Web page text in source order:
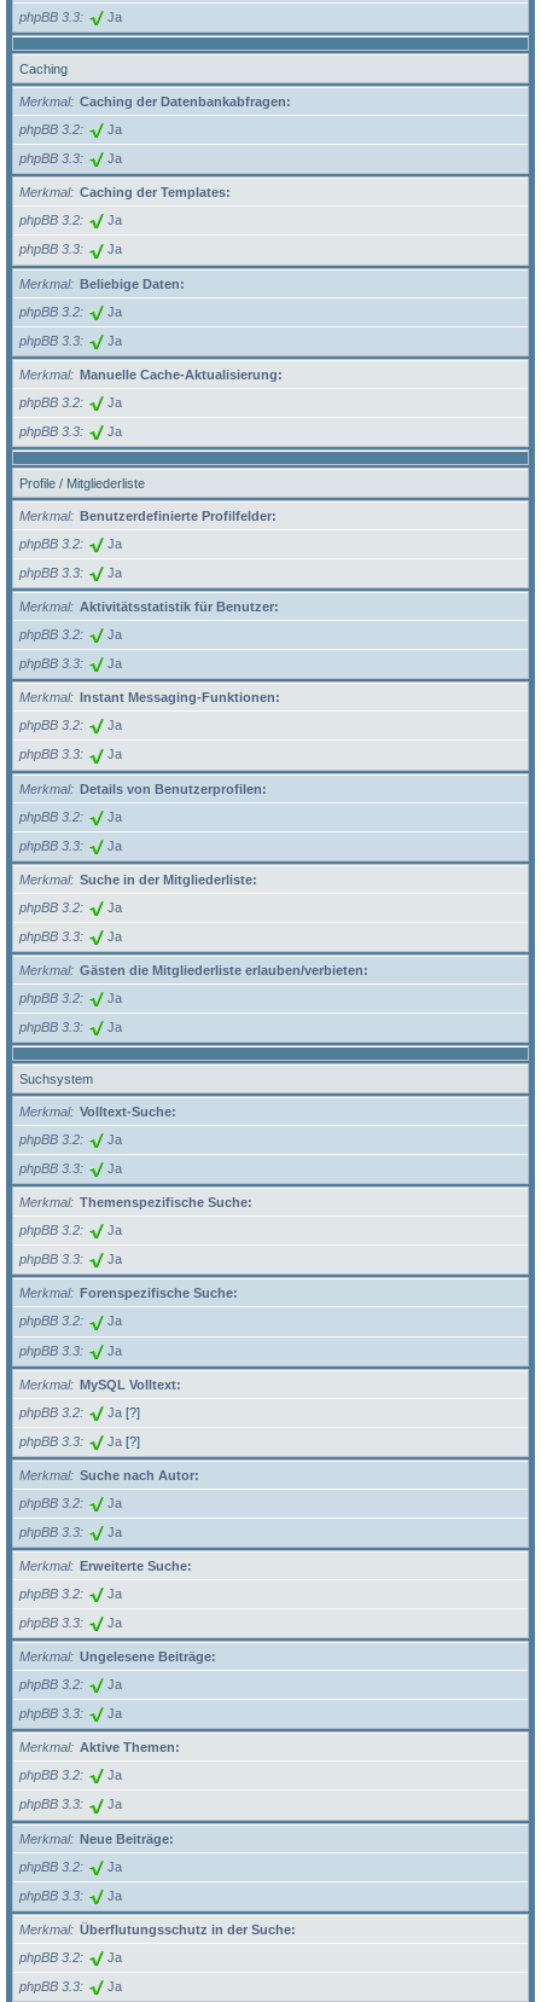
phpBB 3.3 Ja
Caching
Merkmal
Caching der Datenbankabfragen:
phpBB 3.2
Ja
phpBB 3.3 Ja
Merkmal
Caching der Templates:
phpBB 3.2
Ja
phpBB 3.3 Ja
Merkmal
Beliebige Daten:
phpBB 3.2
Ja
phpBB 3.3 Ja
Merkmal
Manuelle Cache-Aktualisierung:
phpBB 3.2
Ja
phpBB 3.3 Ja
Profile / Mitgliederliste
Merkmal
Benutzerdefinierte Profilfelder:
phpBB 3.2
Ja
phpBB 3.3 Ja
Merkmal
Aktivitätsstatistik für Benutzer:
phpBB 3.2
Ja
phpBB 3.3 Ja
Merkmal
Instant Messaging-Funktionen:
phpBB 3.2
Ja
phpBB 3.3 Ja
Merkmal
Details von Benutzerprofilen:
phpBB 3.2
Ja
phpBB 3.3 Ja
Merkmal
Suche in der Mitgliederliste:
phpBB 3.2
Ja
phpBB 3.3 Ja
Merkmal
Gästen die Mitgliederliste erlauben/verbieten:
phpBB 3.2
Ja
phpBB 3.3 Ja
Suchsystem
Merkmal
Volltext-Suche:
phpBB 3.2
Ja
phpBB 3.3 Ja
Merkmal
Themenspezifische Suche:
phpBB 3.2
Ja
phpBB 3.3 Ja
Merkmal
Forenspezifische Suche:
phpBB 3.2
Ja
phpBB 3.3 Ja
Merkmal
MySQL Volltext:
phpBB 3.2
Ja [?]
phpBB 3.3 Ja [?]
Merkmal
Suche nach Autor:
phpBB 3.2
Ja
phpBB 3.3 Ja
Merkmal
Erweiterte Suche:
phpBB 3.2
Ja
phpBB 3.3 Ja
Merkmal
Ungelesene Beiträge:
phpBB 3.2
Ja
phpBB 3.3 Ja
Merkmal
Aktive Themen:
phpBB 3.2
Ja
phpBB 3.3 Ja
Merkmal
Neue Beiträge:
phpBB 3.2
Ja
phpBB 3.3 Ja
Merkmal
Überflutungsschutz in der Suche:
phpBB 3.2
Ja
phpBB 3.3 Ja